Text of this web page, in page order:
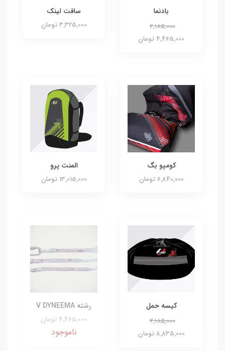
بادنما
2,185,000
4,465,000 تومان
سافت لینک
3,325,000 تومان
کومپو بگ
6,840,000 تومان
المنت پرو
13,015,000 تومان
کیسه حمل
2,185,000
8,835,000 تومان
رشته V DYNEEMA
4,465,000 تومان
ناموجود